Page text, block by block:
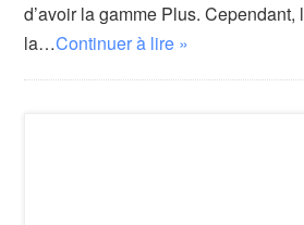
d’avoir la gamme Plus. Cependant,
la…Continuer à lire »